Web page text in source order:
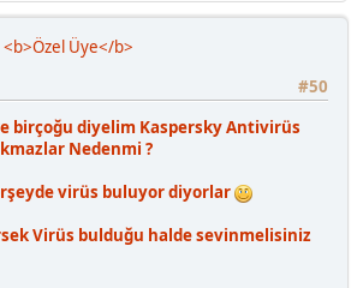
<b>Özel Üye</b>
#50
birçoğu diyelim Kaspersky Antivirüs
Nedenmi ?
virüs buluyor diyorlar
Virüs bulduğu halde sevinmelisiniz